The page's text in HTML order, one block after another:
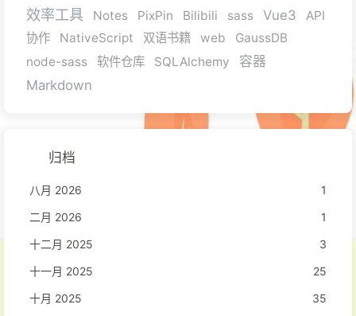
效率工具 Notes PixPin Bilibili sass Vue3
API
协作
NativeScript 双语书籍 web
GaussDB
node-sass
软件仓库 SQLAlchemy
容器
Markdown
归档
八月 2026
1
二月 2026
1
十二月 2025
3
十一月 2025
25
十月 2025
35